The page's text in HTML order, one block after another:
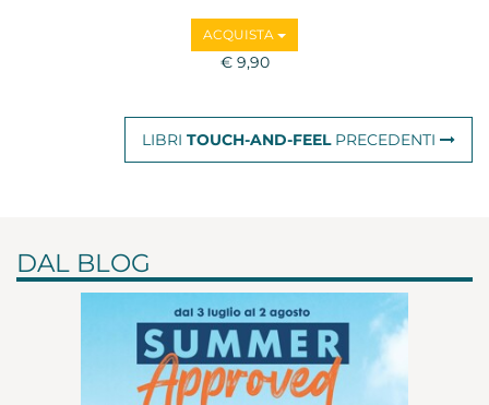
ACQUISTA
€ 9,90
LIBRI TOUCH-AND-FEELPRECEDENTI
DAL BLOG